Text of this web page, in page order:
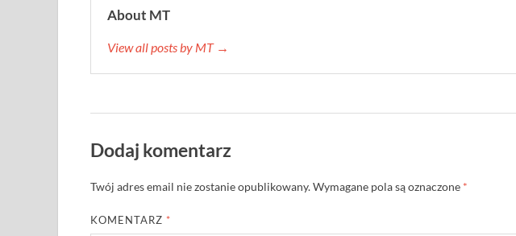
About MT
View all posts by MT →
Dodaj komentarz
Twój adres email nie zostanie opublikowany.Wymagane pola są oznaczone *
KOMENTARZ *